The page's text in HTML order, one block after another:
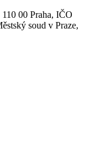
00 Praha, IČO
soud v Praze,